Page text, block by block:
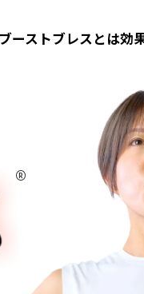
ブーストブレスとは効
®